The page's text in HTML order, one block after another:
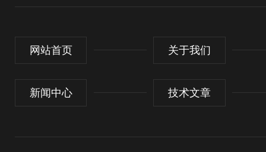
网站首页 关于我们
新闻中心 技术文章